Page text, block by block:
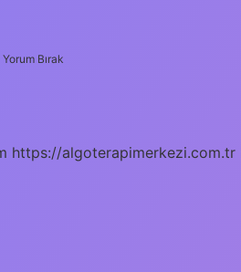
Yorum Bırak
https://algoterapimerkezi.com.tr